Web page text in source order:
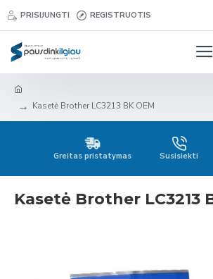
PRISIJUNGTI REGISTRUOTIS
Kasetė Brother LC3213 BK OEM
Greitas pristatymas Susisiekti
Kasetė Brother LC3213